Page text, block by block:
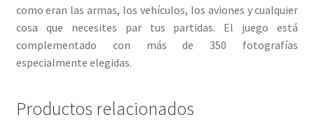
como eran las armas, los vehículos, los aviones y cualquier
cosa que necesites par tus partidas. El juego está
complementado con más de 350 fotografías
especialmente elegidas.
Productos relacionados